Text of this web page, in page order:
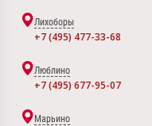
Лихоборы
+7 (495) 477-33-68
Люблино
+7 (495) 677-95-07
Марьино